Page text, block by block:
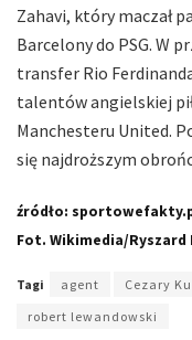
Zahavi, który maczał
Barcelony do PSG. W
transfer Rio
talentów angielskiej
Manchesteru United.
się najdroższym
źródło:
Fot. Wikimedia/Ryszard
Tagi agent Cezary
robert lewandowski